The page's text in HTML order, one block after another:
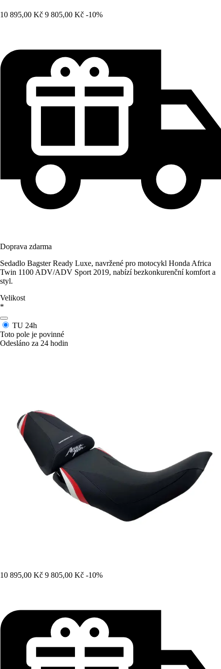
10 895,00 Kč 9 805,00 Kč -10%
Doprava zdarma
Sedadlo Bagster Ready Luxe, navržené pro motocykl Honda Africa
Twin 1100 ADV/ADV Sport 2019, nabízí bezkonkurenční komfort a
styl.
Velikost
*
TU 24h
Toto pole je povinné
Odesláno za 24 hodin
10 895,00 Kč 9 805,00 Kč -10%